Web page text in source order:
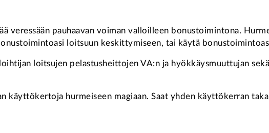
veressään pauhaavan voiman valloilleen bonustoimintona.
loitsuun keskittymiseen, tai käytä
loitsujen pelastusheittojen VA:n ja hyökkäysmuuttujan
käyttökertoja hurmeiseen magiaan. Saat yhden käyttökerran